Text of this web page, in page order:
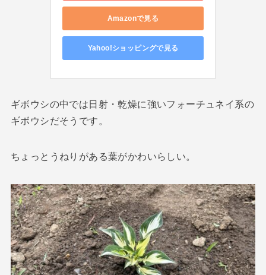
Amazonで見る
Yahoo!ショッピングで見る
ギボウシの中では日射・乾燥に強いフォーチュネイ系の
ギボウシだそうです。
ちょっとうねりがある葉がかわいらしい。